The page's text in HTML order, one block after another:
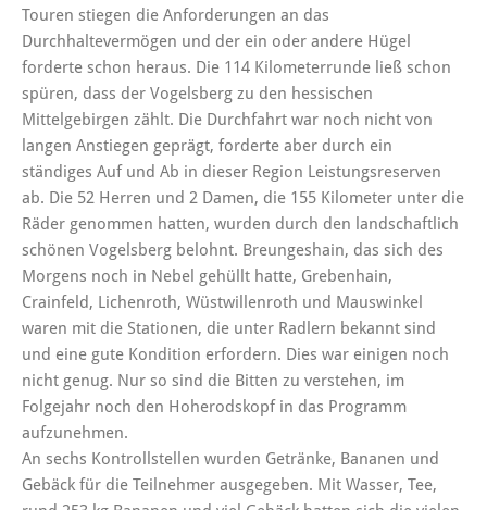
Touren stiegen die Anforderungen an das
Durchhaltevermögen und der ein oder andere Hügel
forderte schon heraus. Die 114 Kilometerrunde ließ schon
spüren, dass der Vogelsberg zu den hessischen
Mittelgebirgen zählt. Die Durchfahrt war noch nicht von
langen Anstiegen geprägt, forderte aber durch ein
ständiges Auf und Ab in dieser Region Leistungsreserven
ab. Die 52 Herren und 2 Damen, die 155 Kilometer unter die
Räder genommen hatten, wurden durch den landschaftlich
schönen Vogelsberg belohnt. Breungeshain, das sich des
Morgens noch in Nebel gehüllt hatte, Grebenhain,
Crainfeld, Lichenroth, Wüstwillenroth und Mauswinkel
waren mit die Stationen, die unter Radlern bekannt sind
und eine gute Kondition erfordern. Dies war einigen noch
nicht genug. Nur so sind die Bitten zu verstehen, im
Folgejahr noch den Hoherodskopf in das Programm
aufzunehmen.
An sechs Kontrollstellen wurden Getränke, Bananen und
Gebäck für die Teilnehmer ausgegeben. Mit Wasser, Tee,